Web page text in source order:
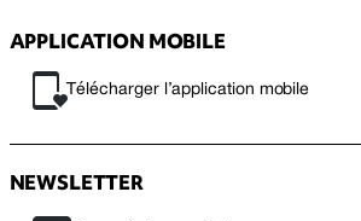
APPLICATION MOBILE
Télécharger l’application mobile
NEWSLETTER